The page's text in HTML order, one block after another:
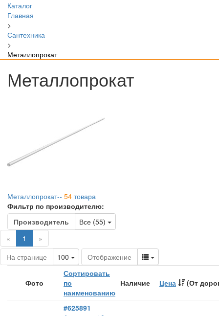
Каталог
Главная
>
Сантехника
>
Металлопрокат
Металлопрокат
Металлопрокат-- 54 товара
Фильтр по производителю:
Производитель
Все (55) Toggle Dropdown
«
1 (current)
»
На странице
100 Toggle Dropdown
Отображение Toggle Dropdown
Фото
Сортировать
по
наименованию
Наличие Цена (От
#625891